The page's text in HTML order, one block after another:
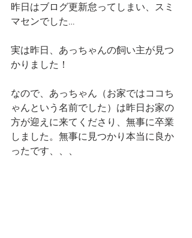
昨日はブログ更新怠ってしまい、スミ
マセンでした…
実は昨日、あっちゃんの飼い主が見つ
かりました！
なので、あっちゃん（お家ではココち
ゃんという名前でした）は昨日お家の
方が迎えに来てくださり、無事に卒業
しました。無事に見つかり本当に良か
ったです、、、